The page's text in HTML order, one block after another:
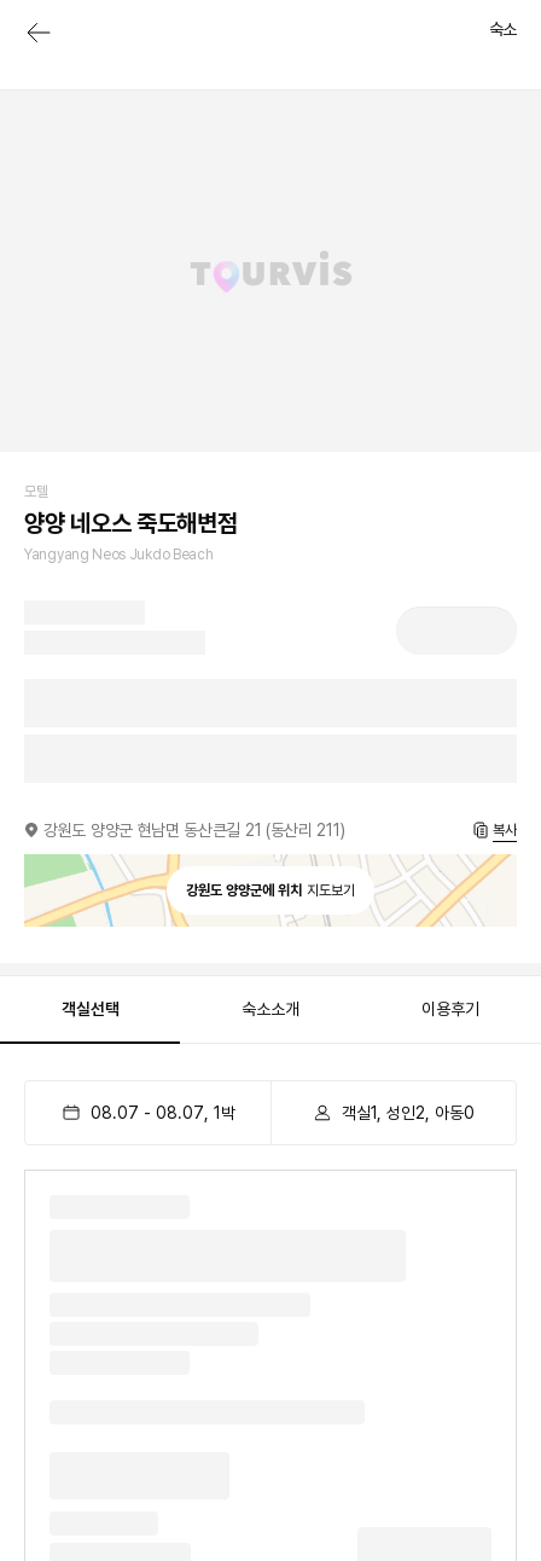
숙소
모텔
양양 네오스 죽도해변점
Yangyang Neos Jukdo Beach
강원도 양양군 현남면 동산큰길 21 (동산리 211) 복사
강원도 양양군에 위치 지도보기
객실선택 숙소소개 이용후기
08.07 - 08.07 1 박 객실1, 성인2, 아동0